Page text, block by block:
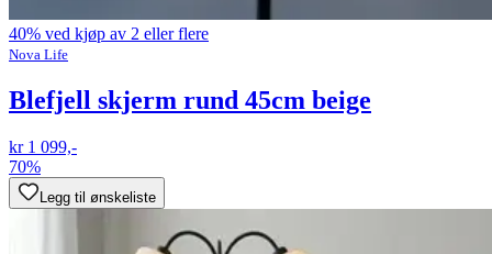
40% ved kjøp av 2 eller flere
Nova Life
Blefjell skjerm rund 45cm beige
kr 1 099,-
70%
Legg til ønskeliste